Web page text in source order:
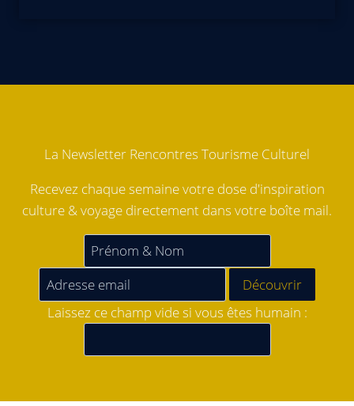
La Newsletter Rencontres Tourisme Culturel
Recevez chaque semaine votre dose d'inspiration
culture & voyage directement dans votre boîte mail.
Laissez ce champ vide si vous êtes humain :